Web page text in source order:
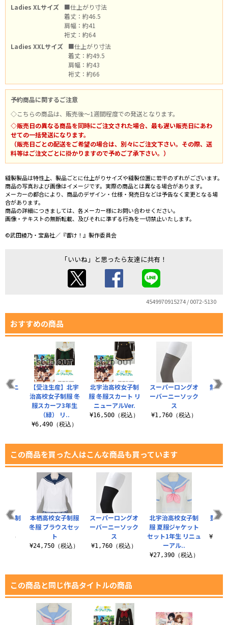
Ladies XLサイズ
■仕上がり寸法
着丈：約46.5
肩幅：約41
裄丈：約64
Ladies XXLサイズ
■仕上がり寸法
着丈：約49.5
肩幅：約43
裄丈：約66
予約商品に関するご注意
◇こちらの商品は、販売後～1週間程度での発送となります。
◇販売日の異なる商品を同時にご注文された場合、最も遅い販売日にあわ
せての一括発送になります。
（販売日ごとの配送をご希望の場合は、別々にご注文下さい。その際、送
料等はご注文ごとに掛かりますので予めご了承下さい。）
縫製製品は特性上、製品ごとに仕上がりサイズや縫製位置に若干のずれがございます。
商品の写真および画像はイメージです。実際の商品とは異なる場合があります。
メーカーの都合により、商品のデザイン・仕様・発売日などは予告なく変更となる場
合があります。
商品の詳細につきましては、各メーカー様にお問い合わせください。
画像・テキストの無断転載、及びそれに準ずる行為を一切禁止いたします。
©武田綾乃・宝島社／『響け！』製作委員会
「いいね」と思ったら友達に共有！
4549970915274 / 0072-5130
おすすめの商品
北宇治高校女子制
服 冬服スカート リ
ニューアルVer.
¥16,500（税込）
スーパーロングオ
ーバーニーソック
ス
¥1,760（税込）
無地
ーニ
【受注生産】北宇
治高校女子制服 冬
服スカーフ3年生
（緑） リ..
¥6,490（税込）
この商品を買った人はこんな商品も買っています
スーパーロングオ
ーバーニーソック
ス
¥1,760（税込）
北宇治高校女子制
服 夏服ジャケット
セット1年生 リニュ
ーアル..
¥27,390（税込）
豊ヶ
女子制
込）
本栖高校女子制服
冬服 ブラウスセッ
ト
¥24,750（税込）
この商品と同じ作品タイトルの商品